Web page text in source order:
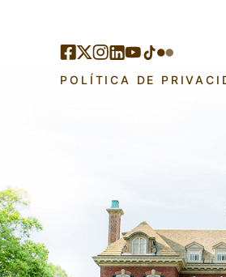
POLÍTICA DE